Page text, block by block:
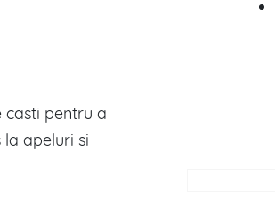
casti pentru a
apeluri si